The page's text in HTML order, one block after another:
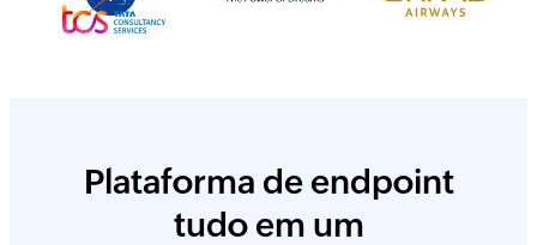
Plataforma de endpoint
tudo em um